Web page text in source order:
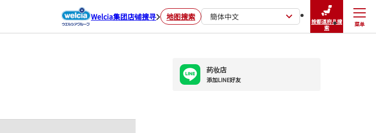
Welcia集团店铺搜寻 地图搜索 簡体中文
按都道府县搜
索
菜单
关闭
药妆店
添加LINE好友